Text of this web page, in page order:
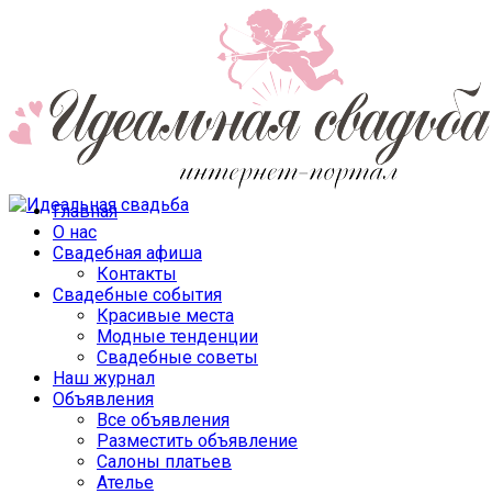
Главная
О нас
Свадебная афиша
Контакты
Свадебные события
Красивые места
Модные тенденции
Свадебные советы
Наш журнал
Объявления
Все объявления
Разместить объявление
Салоны платьев
Ателье